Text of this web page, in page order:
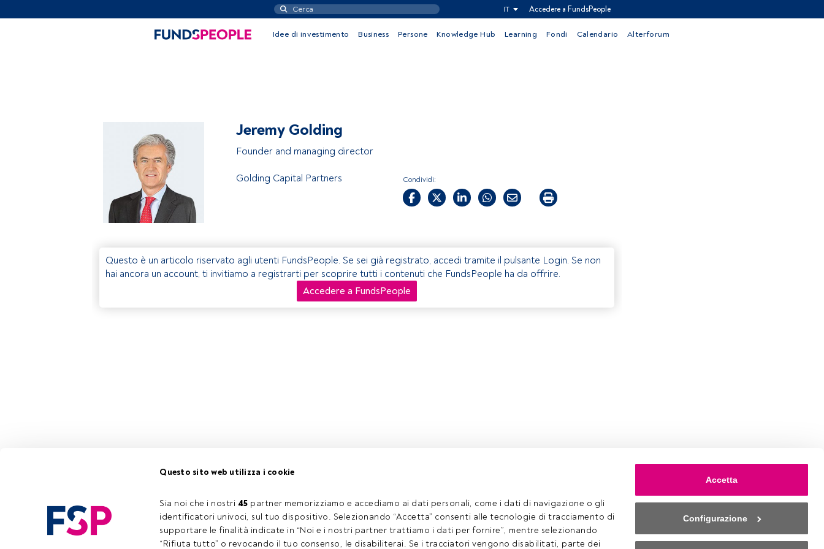
Questo sito web utilizza i cookie
Sia noi che i nostri 45 partner memorizziamo e accediamo ai dati personali, come i dati di navigazione o gli
identificatori univoci, sul tuo dispositivo. Selezionando “Accetta” consenti alle tecnologie di tracciamento di
supportare le finalità indicate in “Noi e i nostri partner trattiamo i dati per fornire”, mentre selezionando
“Rifiuta tutto” o revocando il tuo consenso, le disabiliterai. Se i tracciatori vengono disabilitati, parte dei
Accetta
Configurazione
IT Accedere a FundsPeople
Idee di investimento Business Persone Knowledge Hub Learning Fondi Calendario Alterforum
Jeremy Golding
Founder and managing director
Golding Capital Partners Condividi:
Questo è un articolo riservato agli utenti FundsPeople. Se sei già registrato, accedi tramite il pulsante Login. Se non
hai ancora un account, ti invitiamo a registrarti per scoprire tutti i contenuti che FundsPeople ha da offrire.
Accedere a FundsPeople